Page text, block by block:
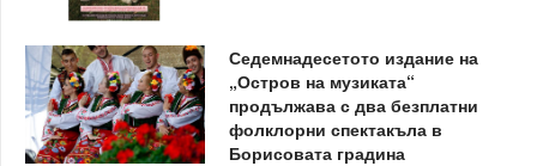
Седемнадесетото издание на
„Остров на музиката“
продължава с два безплатни
фолклорни спектакъла в
Борисовата градина